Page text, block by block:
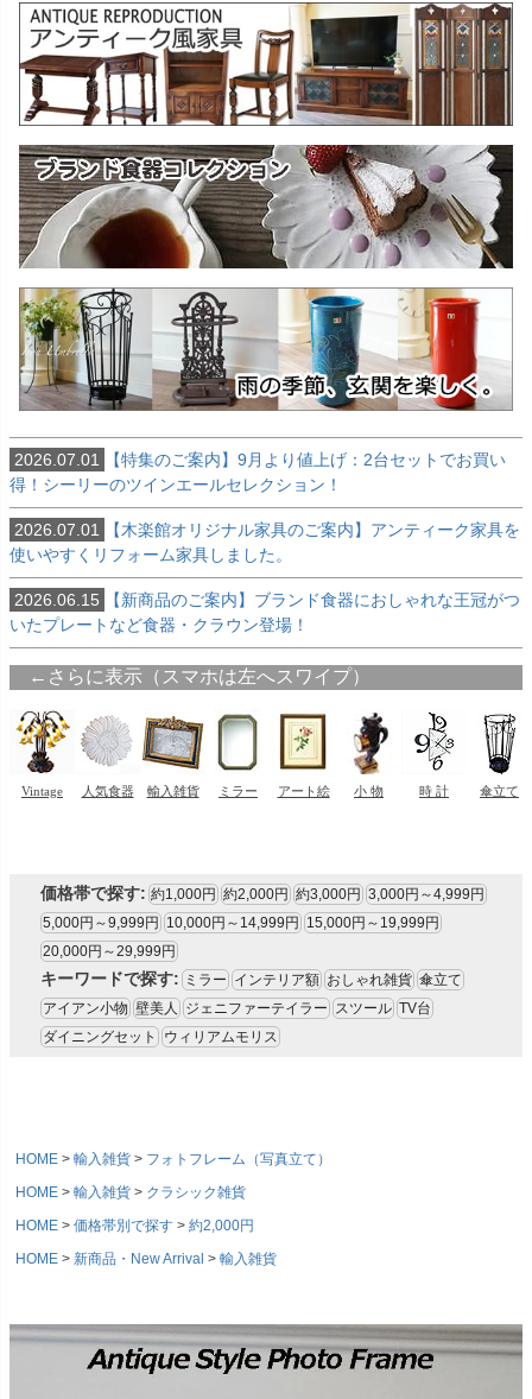
2026.07.01
【特集のご案内】9月より値上げ：2台セットでお買い
得！シーリーのツインエールセレクション！
2026.07.01
【木楽館オリジナル家具のご案内】アンティーク家具を
使いやすくリフォーム家具しました。
2026.06.15
【新商品のご案内】ブランド食器におしゃれな王冠がつ
いたプレートなど食器・クラウン登場！
価格帯で探す: 約1,000円 約2,000円 約3,000円 3,000円～4,999円
5,000円～9,999円
10,000円～14,999円
15,000円～19,999円
20,000円～29,999円
キーワードで探す: ミラー インテリア額 おしゃれ雑貨 傘立て
アイアン小物 壁美人 ジェニファーテイラー スツール TV台
ダイニングセット
ウィリアムモリス
HOME 輸入雑貨
フォトフレーム（写真立て）
HOME
輸入雑貨
クラシック雑貨
HOME
価格帯別で探す
約2,000円
HOME
新商品・New Arrival 輸入雑貨